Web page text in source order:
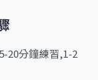
20分鐘練習,1-2